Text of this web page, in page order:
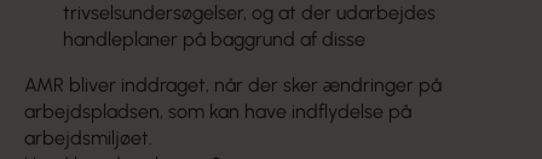
trivselsundersøgelser, og at der udarbejdes
handleplaner på baggrund af disse
AMR bliver inddraget, når der sker ændringer på
arbejdspladsen, som kan have indflydelse på
arbejdsmiljøet.